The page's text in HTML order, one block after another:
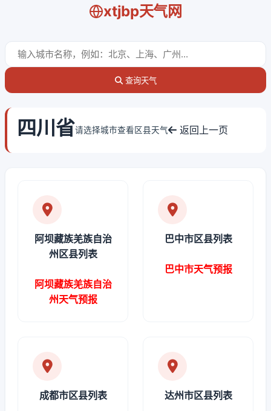
xtjbp天气网
查询天气
四川省请选择城市查看区县天气 返回上一页
阿坝藏族羌族自治
州区县列表
阿坝藏族羌族自治
州天气预报
巴中市区县列表
巴中市天气预报
成都市区县列表 达州市区县列表